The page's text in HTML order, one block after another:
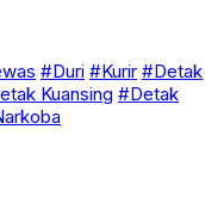
#Duri #Kurir #Detak
Kuansing #Detak